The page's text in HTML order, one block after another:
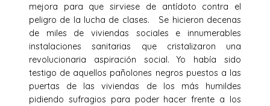
mejora para que sirviese de antídoto contra el
peligro de la lucha de clases. Se hicieron decenas
de miles de viviendas sociales e innumerables
instalaciones sanitarias que cristalizaron una
revolucionaria aspiración social. Yo había sido
testigo de aquellos pañolones negros puestos a las
puertas de las viviendas de los más humildes
pidiendo sufragios para poder hacer frente a los